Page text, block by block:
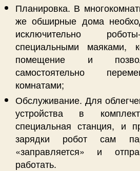
Планировка. В
же обширные дома
исключительно
специальными маяками,
помещение и
самостоятельно
комнатами;
Обслуживание. Для
устройства в
специальная станция, и
зарядки робот сам
«заправляется» и
работать.